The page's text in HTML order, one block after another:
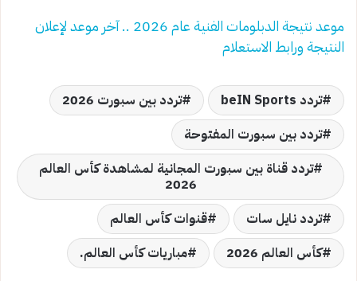
موعد نتيجة الدبلومات الفنية عام 2026 .. آخر موعد لإعلان
النتيجة ورابط الاستعلام
تردد beIN Sports
تردد بين سبورت 2026
تردد بين سبورت المفتوحة
تردد قناة بين سبورت المجانية لمشاهدة كأس العالم
2026
تردد نايل سات
قنوات كأس العالم
كأس العالم 2026
مباريات كأس العالم.